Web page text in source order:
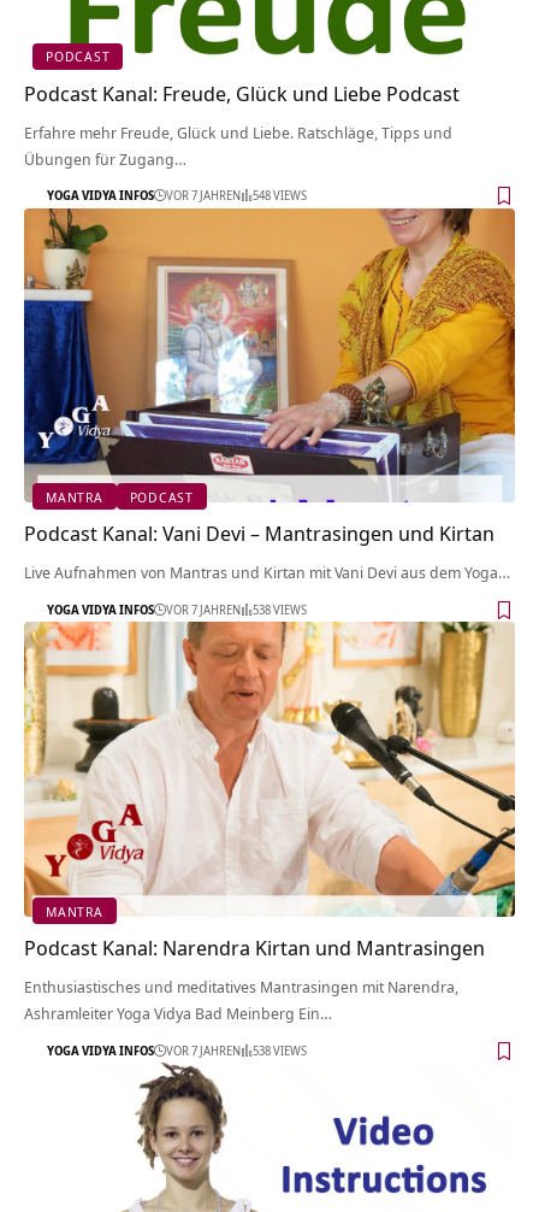
PODCAST
Podcast Kanal: Freude, Glück und Liebe Podcast
Erfahre mehr Freude, Glück und Liebe. Ratschläge, Tipps und
Übungen für Zugang…
YOGA VIDYA INFOS VOR 7 JAHREN 548 VIEWS
MANTRA PODCAST
Podcast Kanal: Vani Devi – Mantrasingen und Kirtan
Live Aufnahmen von Mantras und Kirtan mit Vani Devi aus dem Yoga…
YOGA VIDYA INFOS VOR 7 JAHREN 538 VIEWS
MANTRA
Podcast Kanal: Narendra Kirtan und Mantrasingen
Enthusiastisches und meditatives Mantrasingen mit Narendra,
Ashramleiter Yoga Vidya Bad Meinberg Ein…
YOGA VIDYA INFOS VOR 7 JAHREN 538 VIEWS